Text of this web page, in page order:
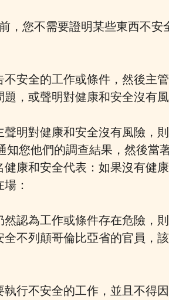
，您不需要證明某些東西不安
安全的工作或條件，然後主
，或聲明對健康和安全沒有風
明對健康和安全沒有風險，
知您他們的調查結果，然後當
康和安全代表：如果沒有健
：
認為工作或條件存在危險，
不列顛哥倫比亞省的官員，
行不安全的工作，並且不得